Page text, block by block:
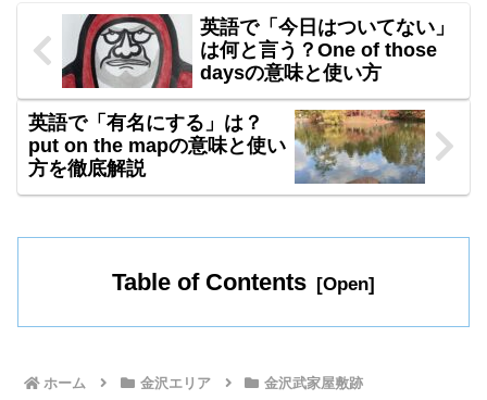
英語で「今日はついてない」
は何と言う？One of those
daysの意味と使い方
英語で「有名にする」は？
put on the mapの意味と使い
方を徹底解説
Table of Contents
ホーム 金沢エリア 金沢武家屋敷跡